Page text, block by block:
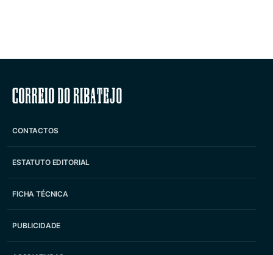
Correio do Ribatejo
CONTACTOS
ESTATUTO EDITORIAL
FICHA TÉCNICA
PUBLICIDADE